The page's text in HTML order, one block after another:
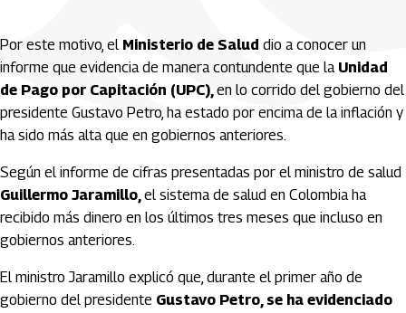
Por este motivo, el Ministerio de Salud dio a conocer un
informe que evidencia de manera contundente que laUnidad
de Pago por Capitación (UPC),en lo corrido del gobierno del
presidente Gustavo Petro, ha estado por encima de la inflación y
ha sido más alta que en gobiernos anteriores.
Según el informe de cifras presentadas por el ministro de salud
Guillermo Jaramillo,el sistema de salud en Colombia ha
recibido más dinero en los últimos tres meses que incluso en
gobiernos anteriores.
El ministro Jaramillo explicó que, durante el primer año de
gobierno del presidente Gustavo Petro, se ha evidenciado